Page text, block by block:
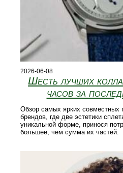
2026-06-08
Шесть лучших
часов за
Обзор самых ярких совместных
брендов, где две эстетики
уникальной форме, принося
большее, чем сумма их частей.